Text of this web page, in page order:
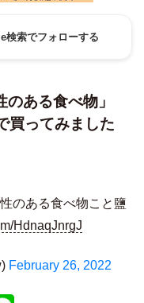
検索でフォローする
のある食べ物」
ってみました
のある食べ物こと鹽
HdnaqJnrgJ
February 26, 2022